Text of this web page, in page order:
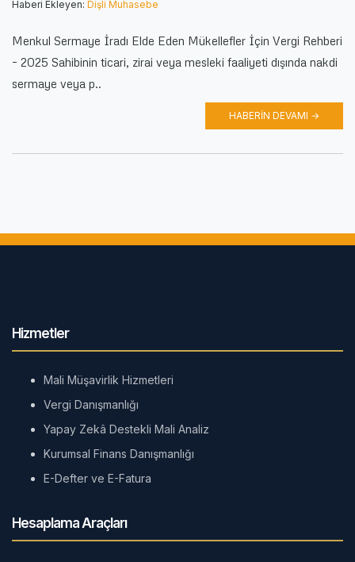
Haberi Ekleyen: Dişli Muhasebe
Menkul Sermaye İradı Elde Eden Mükellefler İçin Vergi Rehberi
– 2025 Sahibinin ticari, zirai veya mesleki faaliyeti dışında nakdi
sermaye veya p..
HABERIN DEVAMI →
Hizmetler
Mali Müşavirlik Hizmetleri
Vergi Danışmanlığı
Yapay Zekâ Destekli Mali Analiz
Kurumsal Finans Danışmanlığı
E-Defter ve E-Fatura
Hesaplama Araçları